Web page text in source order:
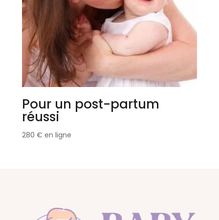
Pour un post-partum
réussi
280 € en ligne